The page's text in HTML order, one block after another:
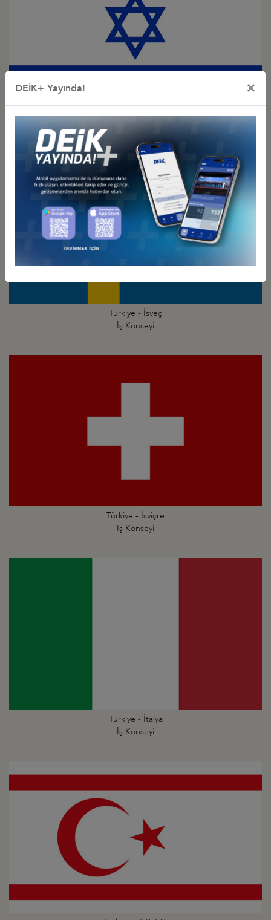
Türkiye - İsrail
İş Konseyi
Türkiye - İsveç
İş Konseyi
Türkiye - İsviçre
İş Konseyi
Türkiye - İtalya
İş Konseyi
DEİK+ Yayında! ×